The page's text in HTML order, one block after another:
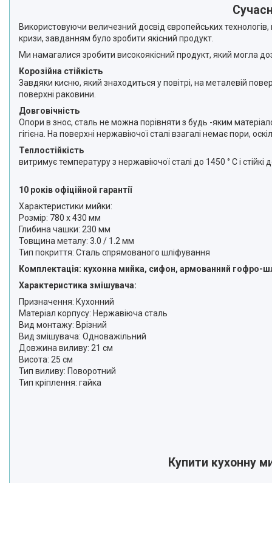
Використовуючи величезний досвід європейських
кризи, завданням було зробити якісний продукт.
Ми намагалися зробити високоякісний продукт, який могла
Корозійна стійкість
Завдяки кисню, який знаходиться у повітрі, на металевій
поверхні раковини.
Довговічність
Опори в знос, сталь не можна порівняти з будь -яким
гігієна. На поверхні нержавіючої сталі взагалі немає пори,
Теплостійкість
витримує температуру з нержавіючої сталі до 1450 ° С і
10 років офіційной гарантії
Характеристики мийки:
Розмір: 780 х 430 мм
Глибина чашки: 230 мм
Товщина металу: 3.0 / 1.2 мм
Тип покриття: Сталь спрямованого шліфування
Комплектація: кухонна мийка, сифон, армованний гофро-
Характеристика змішувача:
Призначення: Кухонний
Матеріал корпусу: Нержавіюча сталь
Вид монтажу: Врізний
Вид змішувача: Одноважільний
Довжина виливу: 21 см
Висота: 25 см
Тип виливу: Поворотний
Тип кріплення: гайка
Купити кухонну